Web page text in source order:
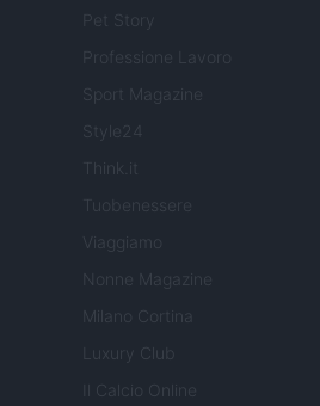
Professione Lavoro
Sport Magazine
Style24
Think.it
Tuobenessere
Viaggiamo
Nonne Magazine
Milano Cortina
Luxury Club
Il Calcio Online